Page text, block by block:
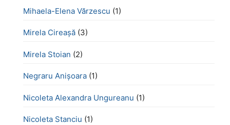
Mihaela-Elena Vărzescu (1)
Mirela Cireașă (3)
Mirela Stoian (2)
Negraru Anișoara (1)
Nicoleta Alexandra Ungureanu (1)
Nicoleta Stanciu (1)